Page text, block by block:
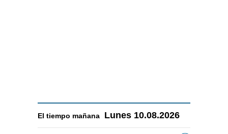
El tiempo mañana Lunes 10.08.2026